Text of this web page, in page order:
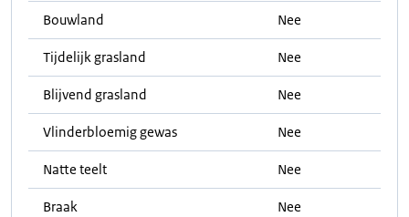
Bouwland Nee
Tijdelijk grasland Nee
Blijvend grasland Nee
Vlinderbloemig gewas Nee
Natte teelt Nee
Braak Nee